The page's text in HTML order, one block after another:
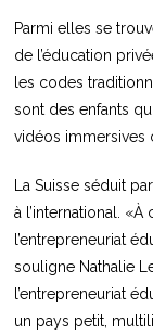
Parmi elles se
de l’éducation
les codes
sont des enfants
vidéos immersives
La Suisse séduit
à l’international.
l’entrepreneuriat
souligne Nathalie
l’entrepreneuriat
un pays petit,